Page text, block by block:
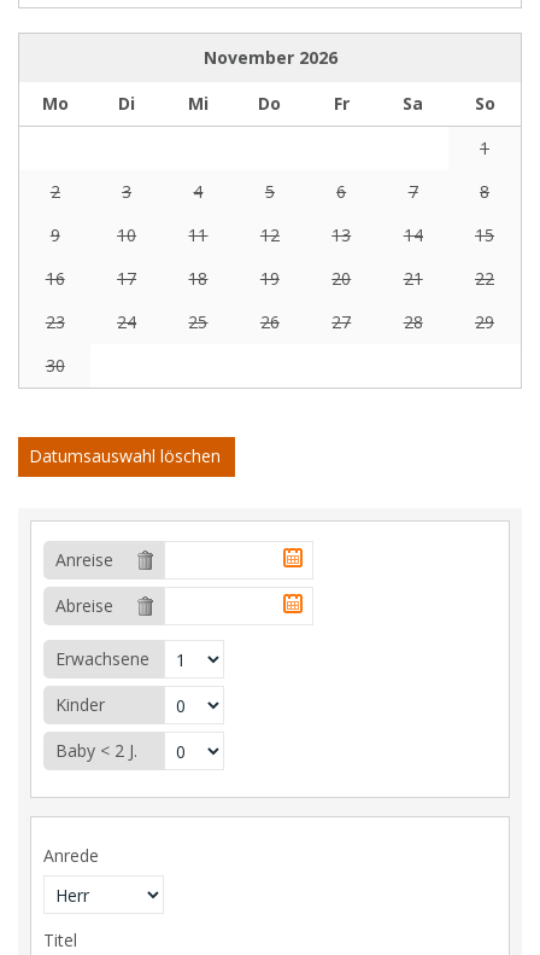
November 2026
Mo
Di Mi Do Fr Sa
So
1
2
3 4 5 6 7
8
9
10 11 12 13 14
15
16
17 18 19 20 21
22
23
24 25 26 27 28
29
30
Datumsauswahl löschen
Anreise
Abreise
Erwachsene
Kinder
Baby < 2 J.
Anrede
Titel